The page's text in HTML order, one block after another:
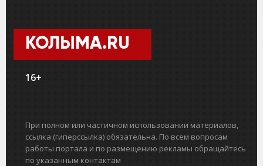
КОЛЫМА.RU
16+
При полном или частичном использовании материалов,
ссылка (гиперссылка) обязательна. По всем вопросам
работы портала и по размещению рекламы обращайтесь
по указанным контактам